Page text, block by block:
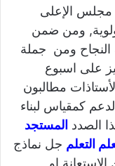
مجلس الإعلى
ومن ضمن
النجاح ومن جملة
على اسبوع
مطالبون
كمقياس لبناء
الصدد المستجد
التعلم جل نماذج
او